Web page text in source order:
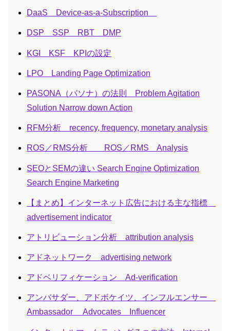
DaaS Device-as-a-Subscription
DSP SSP RBT DMP
KGI KSF KPIの設定
LPO Landing Page Optimization
PASONA（パソナ）の法則 Problem Agitation
Solution Narrow down Action
RFM分析 recency, frequency, monetary analysis
ROS／RMS分析 ROS／RMS Analysis
SEOとSEMの違い Search Engine Optimization
Search Engine Marketing
【まとめ】インターネット広告における主な指標
advertisement indicator
アトリビューション分析 attribution analysis
アドネットワーク advertising network
アドベリフィケーション Ad-verification
アンバサダー、アドボケイツ、インフルエンサー
Ambassador Advocates Influencer